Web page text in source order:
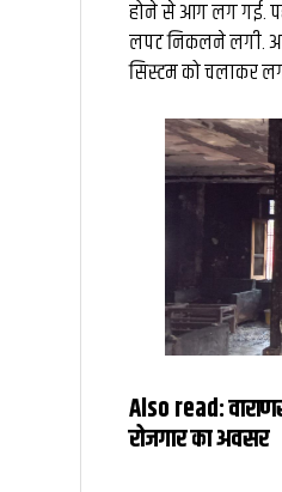
होने से आग लग गई.
लपट निकलने लगी.
सिस्टम को चलाकर
Also read:
रोजगार का अवसर